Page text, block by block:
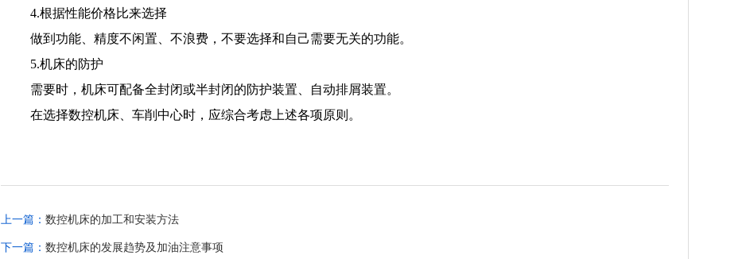
4.根据性能价格比来选择
做到功能、精度不闲置、不浪费，不要选择和自己需要无关的功能。
5.机床的防护
需要时，机床可配备全封闭或半封闭的防护装置、自动排屑装置。
在选择数控机床、车削中心时，应综合考虑上述各项原则。
上一篇： 数控机床的加工和安装方法
下一篇： 数控机床的发展趋势及加油注意事项